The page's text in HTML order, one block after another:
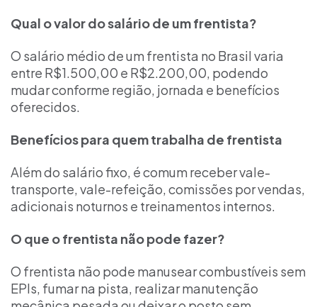
Qual o valor do salário de um frentista?
O salário médio de um frentista no Brasil varia
entre R$1.500,00 e R$2.200,00, podendo
mudar conforme região, jornada e benefícios
oferecidos.
Benefícios para quem trabalha de frentista​
Além do salário fixo, é comum receber vale-
transporte, vale-refeição, comissões por vendas,
adicionais noturnos e treinamentos internos.
O que o frentista não pode fazer?
O frentista não pode manusear combustíveis sem
EPIs, fumar na pista, realizar manutenção